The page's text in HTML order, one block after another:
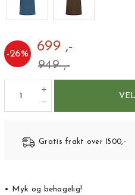
-26% 699 ,-
949 ,-
Gratis frakt over 1500,-
• Myk og behagelig!